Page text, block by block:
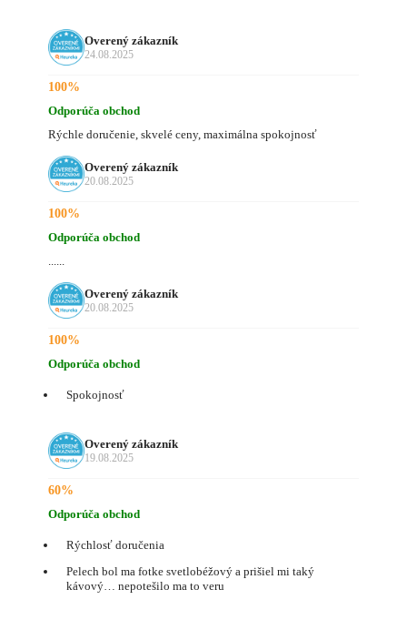
Overený zákazník
24.08.2025
100%
Odporúča obchod
Rýchle doručenie, skvelé ceny, maximálna spokojnosť
Overený zákazník
20.08.2025
100%
Odporúča obchod
......
Overený zákazník
20.08.2025
100%
Odporúča obchod
Spokojnosť
Overený zákazník
19.08.2025
60%
Odporúča obchod
Rýchlosť doručenia
Pelech bol ma fotke svetlobéžový a prišiel mi taký
kávový… nepotešilo ma to veru